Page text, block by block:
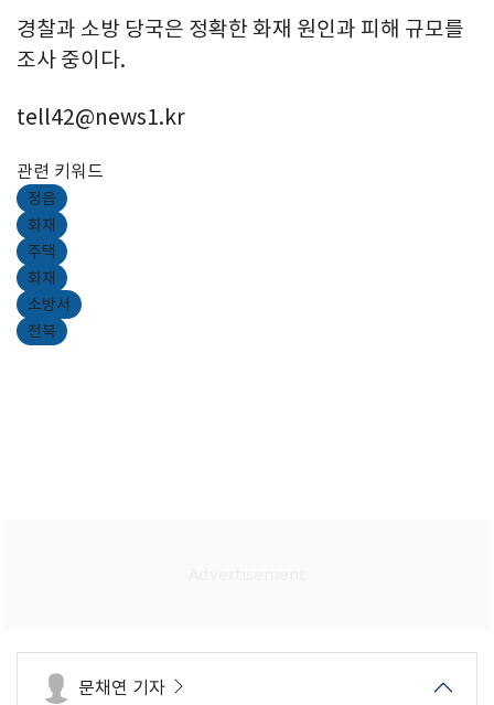
경찰과 소방 당국은 정확한 화재 원인과 피해 규모를
조사 중이다.
tell42@news1.kr
관련 키워드
정읍
화재
주택
화재
소방서
전북
문채연 기자